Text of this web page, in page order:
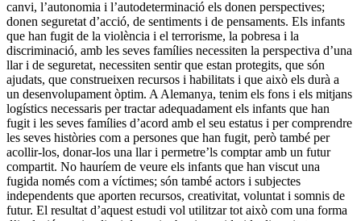
canvi, l’autonomia i l’autodeterminació els donen perspectives;
donen seguretat d’acció, de sentiments i de pensaments. Els infants
que han fugit de la violència i el terrorisme, la pobresa i la
discriminació, amb les seves famílies necessiten la perspectiva d’una
llar i de seguretat, necessiten sentir que estan protegits, que són
ajudats, que construeixen recursos i habilitats i que això els durà a
un desenvolupament òptim. A Alemanya, tenim els fons i els mitjans
logístics necessaris per tractar adequadament els infants que han
fugit i les seves famílies d’acord amb el seu estatus i per comprendre
les seves històries com a persones que han fugit, però també per
acollir-los, donar-los una llar i permetre’ls comptar amb un futur
compartit. No hauríem de veure els infants que han viscut una
fugida només com a víctimes; són també actors i subjectes
independents que aporten recursos, creativitat, voluntat i somnis de
futur. El resultat d’aquest estudi vol utilitzar tot això com una forma